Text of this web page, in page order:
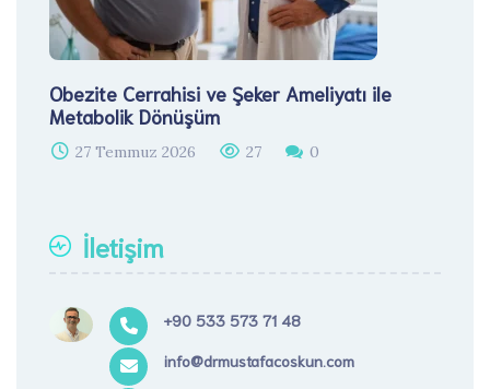
Obezite Cerrahisi ve Şeker Ameliyatı ile
Metabolik Dönüşüm
27 Temmuz 2026 27 0
İletişim
+90 533 573 71 48
info@drmustafacoskun.com